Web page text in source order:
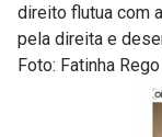
direito flutua com
pela direita e
Foto: Fatinha